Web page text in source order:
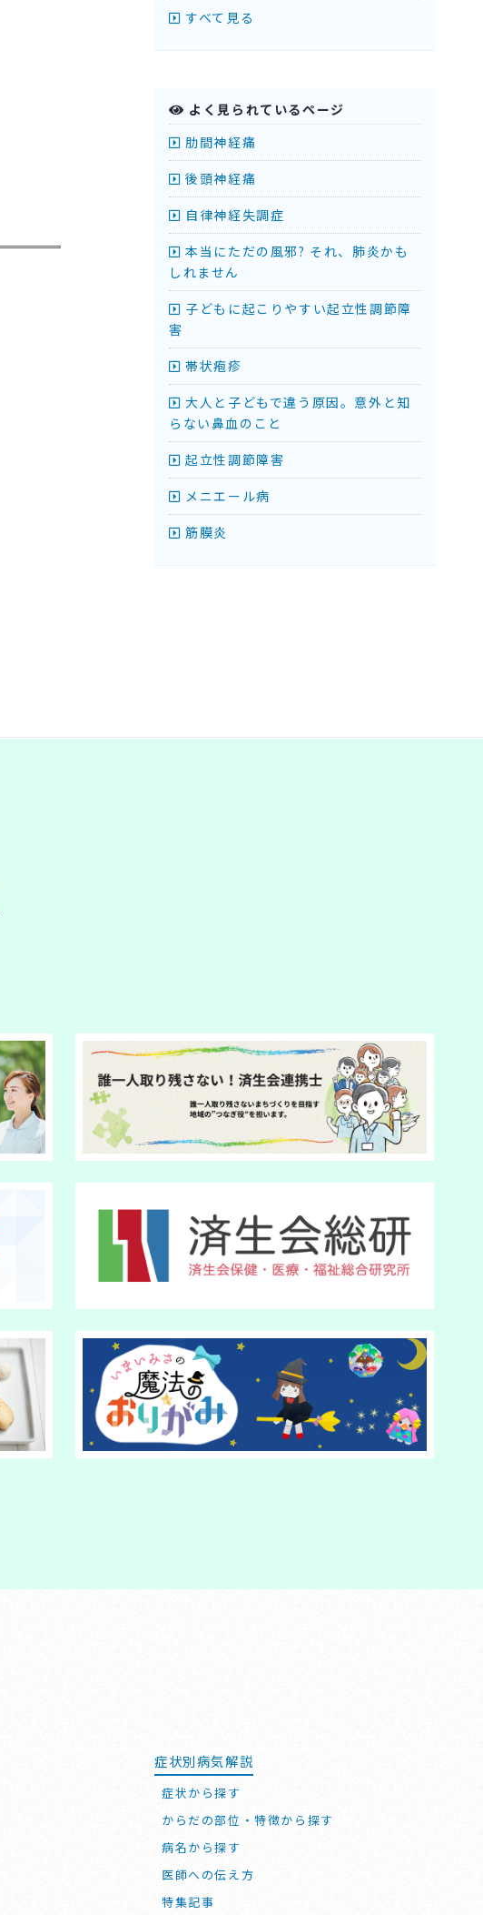
すべて見る
よく見られているページ
肋間神経痛
後頭神経痛
自律神経失調症
本当にただの風邪? それ、肺炎かも
しれません
子どもに起こりやすい起立性調節障
害
帯状疱疹
大人と子どもで違う原因。意外と知
らない鼻血のこと
起立性調節障害
メニエール病
筋膜炎
症状別病気解説
症状から探す
からだの部位・特徴から探す
病名から探す
医師への伝え方
特集記事